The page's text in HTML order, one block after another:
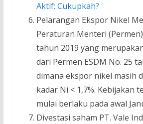
Aktif: Cukupkah?
Pelarangan Ekspor Nikel
Peraturan Menteri (Permen)
tahun 2019 yang
dari Permen ESDM No. 25
dimana ekspor nikel masih
kadar Ni < 1,7%. Kebijakan
mulai berlaku pada awal
Divestasi saham PT. Vale